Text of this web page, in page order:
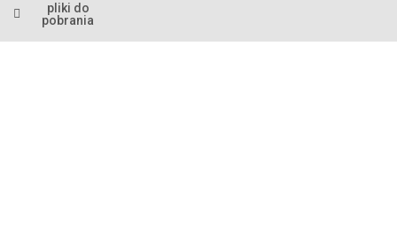
pliki do
pobrania